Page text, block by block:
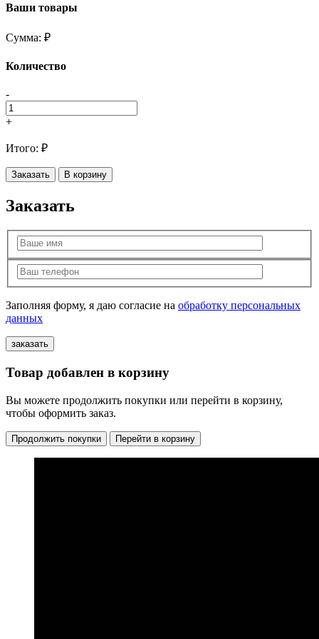
Ваши товары
Сумма: ₽
Количество
-
+
Итого: ₽
Заказать В корзину
Заказать
Заполняя форму, я даю согласие на обработку персональных
данных
Товар добавлен в корзину
Вы можете продолжить покупки или перейти в корзину,
чтобы оформить заказ.
Продолжить покупки Перейти в корзину